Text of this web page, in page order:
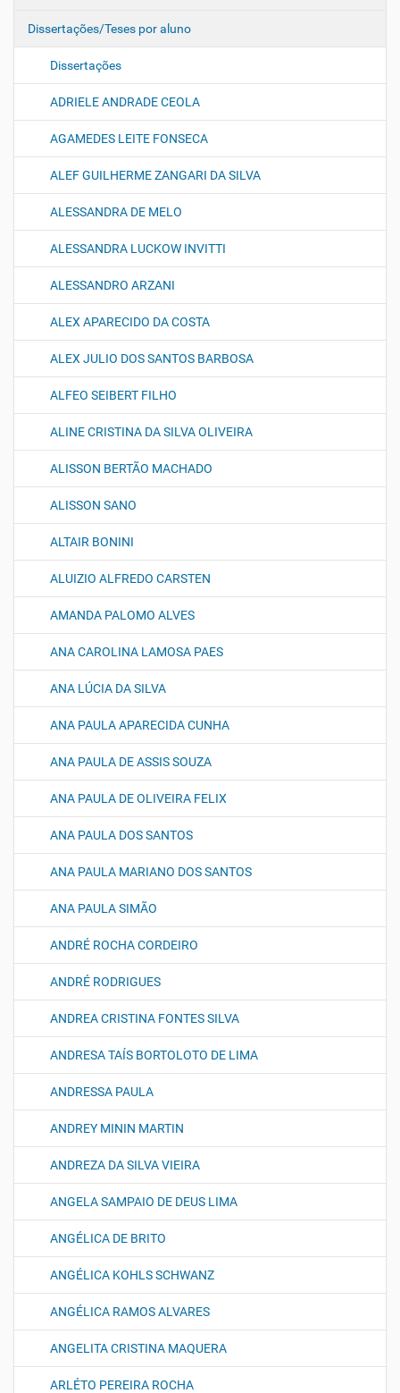
Dissertações/Teses por aluno
Dissertações
ADRIELE ANDRADE CEOLA
AGAMEDES LEITE FONSECA
ALEF GUILHERME ZANGARI DA SILVA
ALESSANDRA DE MELO
ALESSANDRA LUCKOW INVITTI
ALESSANDRO ARZANI
ALEX APARECIDO DA COSTA
ALEX JULIO DOS SANTOS BARBOSA
ALFEO SEIBERT FILHO
ALINE CRISTINA DA SILVA OLIVEIRA
ALISSON BERTÃO MACHADO
ALISSON SANO
ALTAIR BONINI
ALUIZIO ALFREDO CARSTEN
AMANDA PALOMO ALVES
ANA CAROLINA LAMOSA PAES
ANA LÚCIA DA SILVA
ANA PAULA APARECIDA CUNHA
ANA PAULA DE ASSIS SOUZA
ANA PAULA DE OLIVEIRA FELIX
ANA PAULA DOS SANTOS
ANA PAULA MARIANO DOS SANTOS
ANA PAULA SIMÃO
ANDRÉ ROCHA CORDEIRO
ANDRÉ RODRIGUES
ANDREA CRISTINA FONTES SILVA
ANDRESA TAÍS BORTOLOTO DE LIMA
ANDRESSA PAULA
ANDREY MININ MARTIN
ANDREZA DA SILVA VIEIRA
ANGELA SAMPAIO DE DEUS LIMA
ANGÉLICA DE BRITO
ANGÉLICA KOHLS SCHWANZ
ANGÉLICA RAMOS ALVARES
ANGELITA CRISTINA MAQUERA
ARLÉTO PEREIRA ROCHA